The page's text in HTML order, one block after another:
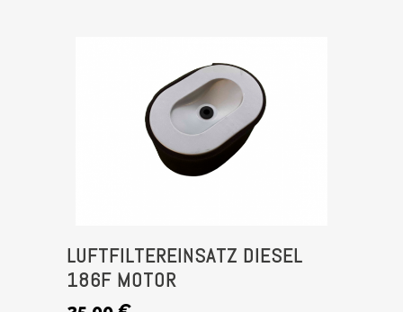
LUFTFILTEREINSATZ DIESEL
186F MOTOR